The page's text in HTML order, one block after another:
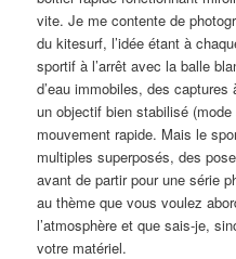
vite. Je me contente de
du kitesurf, l’idée étant à
sportif à l’arrêt avec la balle
d’eau immobiles, des
un objectif bien stabilisé (mode
mouvement rapide. Mais le
multiples superposés, des
avant de partir pour une série
au thème que vous voulez
l’atmosphère et que sais-je,
votre matériel.